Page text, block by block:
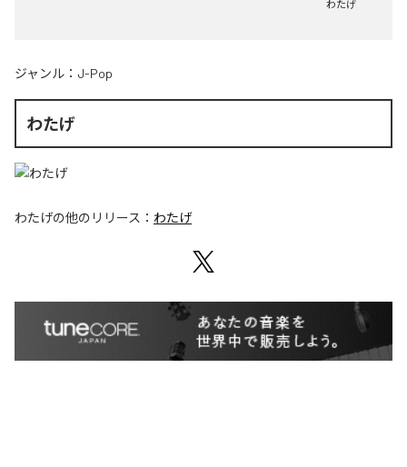
わたげ
ジャンル： J-Pop
わたげ
わたげの他のリリース： わたげ